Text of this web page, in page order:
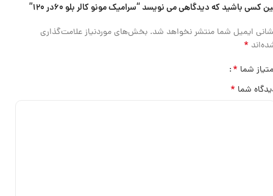
کسی باشید که دیدگاهی می نویسد “سرامیک مونو کالر بلو ۶۰در ۱۲۰”
ایمیل شما منتشر نخواهد شد. بخش‌های موردنیاز علامت‌گذاری
*
شما *
شما *